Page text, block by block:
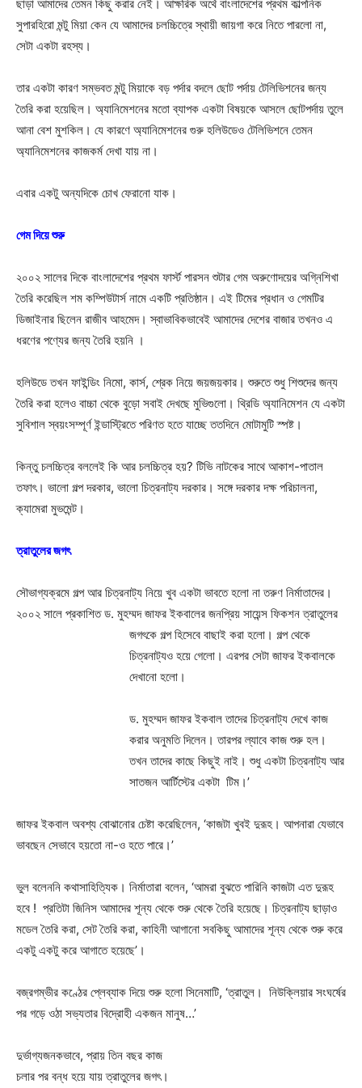
ছাড়া আমাদের তেমন কিছু করার নেই। আক্ষরিক অর্থে বাংলাদেশের প্রথম কাল্পনিক
সুপারহিরো মন্টু মিয়া কেন যে আমাদের চলচ্চিত্রে স্থায়ী জায়গা করে নিতে পারলো না,
সেটা একটা রহস্য।
তার একটা কারণ সম্ভবত মন্টু মিয়াকে বড় পর্দার বদলে ছোট পর্দায় টেলিভিশনের জন্য
তৈরি করা হয়েছিল। অ্যানিমেশনের মতো ব্যাপক একটা বিষয়কে আসলে ছোটপর্দায় তুলে
আনা বেশ মুশকিল। যে কারণে অ্যানিমেশনের গুরু হলিউডেও টেলিভিশনে তেমন
অ্যানিমেশনের কাজকর্ম দেখা যায় না।
এবার একটু অন্যদিকে চোখ ফেরানো যাক।
গেম দিয়ে শুরু
২০০২ সালের দিকে বাংলাদেশের প্রথম ফার্স্ট পারসন শুটার গেম অরুণোদয়ের অগ্নিশিখা
তৈরি করেছিল শম কম্পিউটার্স নামে একটি প্রতিষ্ঠান। এই টিমের প্রধান ও গেমটির
ডিজাইনার ছিলেন রাজীব আহমেদ। স্বাভাবিকভাবেই আমাদের দেশের বাজার তখনও এ
ধরণের পণ্যের জন্য তৈরি হয়নি ।
হলিউডে তখন ফাইন্ডিং নিমো, কার্স, শ্রেক নিয়ে জয়জয়কার। শুরুতে শুধু শিশুদের জন্য
তৈরি করা হলেও বাচ্চা থেকে বুড়ো সবাই দেখছে মুভিগুলো। থ্রিডি অ্যানিমেশন যে একটা
সুবিশাল স্বয়ংসম্পূর্ণ ইন্ডাস্ট্রিতে পরিণত হতে যাচ্ছে ততদিনে মোটামুটি স্পষ্ট।
কিন্তু চলচ্চিত্র বললেই কি আর চলচ্চিত্র হয়? টিভি নাটকের সাথে আকাশ-পাতাল
তফাৎ। ভালো গল্প দরকার, ভালো চিত্রনাট্য দরকার। সঙ্গে দরকার দক্ষ পরিচালনা,
ক্যামেরা মুভমেন্ট।
ত্রাতুলের জগৎ
সৌভাগ্যক্রমে গল্প আর চিত্রনাট্য নিয়ে খুব একটা ভাবতে হলো না তরুণ নির্মাতাদের।
২০০২ সালে প্রকাশিত ড. মুহম্মদ জাফর ইকবালের জনপ্রিয় সায়েন্স ফিকশন ত্রাতুলের
জগৎকে গল্প হিসেবে বাছাই করা হলো। গল্প থেকে
চিত্রনাট্যও হয়ে গেলো। এরপর সেটা জাফর ইকবালকে
দেখানো হলো।
ড. মুহম্মদ জাফর ইকবাল তাদের চিত্রনাট্য দেখে কাজ
করার অনুমতি দিলেন। তারপর ল্যাবে কাজ শুরু হল।
তখন তাদের কাছে কিছুই নাই। শুধু একটা চিত্রনাট্য আর
সাতজন আর্টিস্টের একটা টিম।’
জাফর ইকবাল অবশ্য বোঝানোর চেষ্টা করেছিলেন, ‘কাজটা খুবই দুরূহ। আপনারা যেভাবে
ভাবছেন সেভাবে হয়তো না-ও হতে পারে।’
ভুল বলেননি কথাসাহিত্যিক। নির্মাতারা বলেন, ‘আমরা বুঝতে পারিনি কাজটা এত দুরূহ
হবে ! প্রতিটা জিনিস আমাদের শূন্য থেকে শুরু থেকে তৈরি হয়েছে। চিত্রনাট্য ছাড়াও
মডেল তৈরি করা, সেট তৈরি করা, কাহিনী আগানো সবকিছু আমাদের শূন্য থেকে শুরু করে
একটু একটু করে আগাতে হয়েছে’।
বজ্রগম্ভীর কণ্ঠের প্লেব্যাক দিয়ে শুরু হলো সিনেমাটি, ‘ত্রাতুল। নিউক্লিয়ার সংঘর্ষের
পর গড়ে ওঠা সভ্যতার বিদ্রোহী একজন মানুষ…’
দুর্ভাগ্যজনকভাবে, প্রায় তিন বছর কাজ
চলার পর বন্ধ হয়ে যায় ত্রাতুলের জগৎ।